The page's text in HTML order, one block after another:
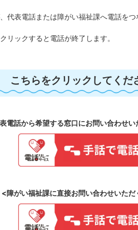
代表電話または障がい福祉課へ電話を
リックすると電話が終了します。
こちらをクリックしてくだ
電話から希望する窓口にお問い合わせい
<障がい福祉課に直接お問い合わせいただ